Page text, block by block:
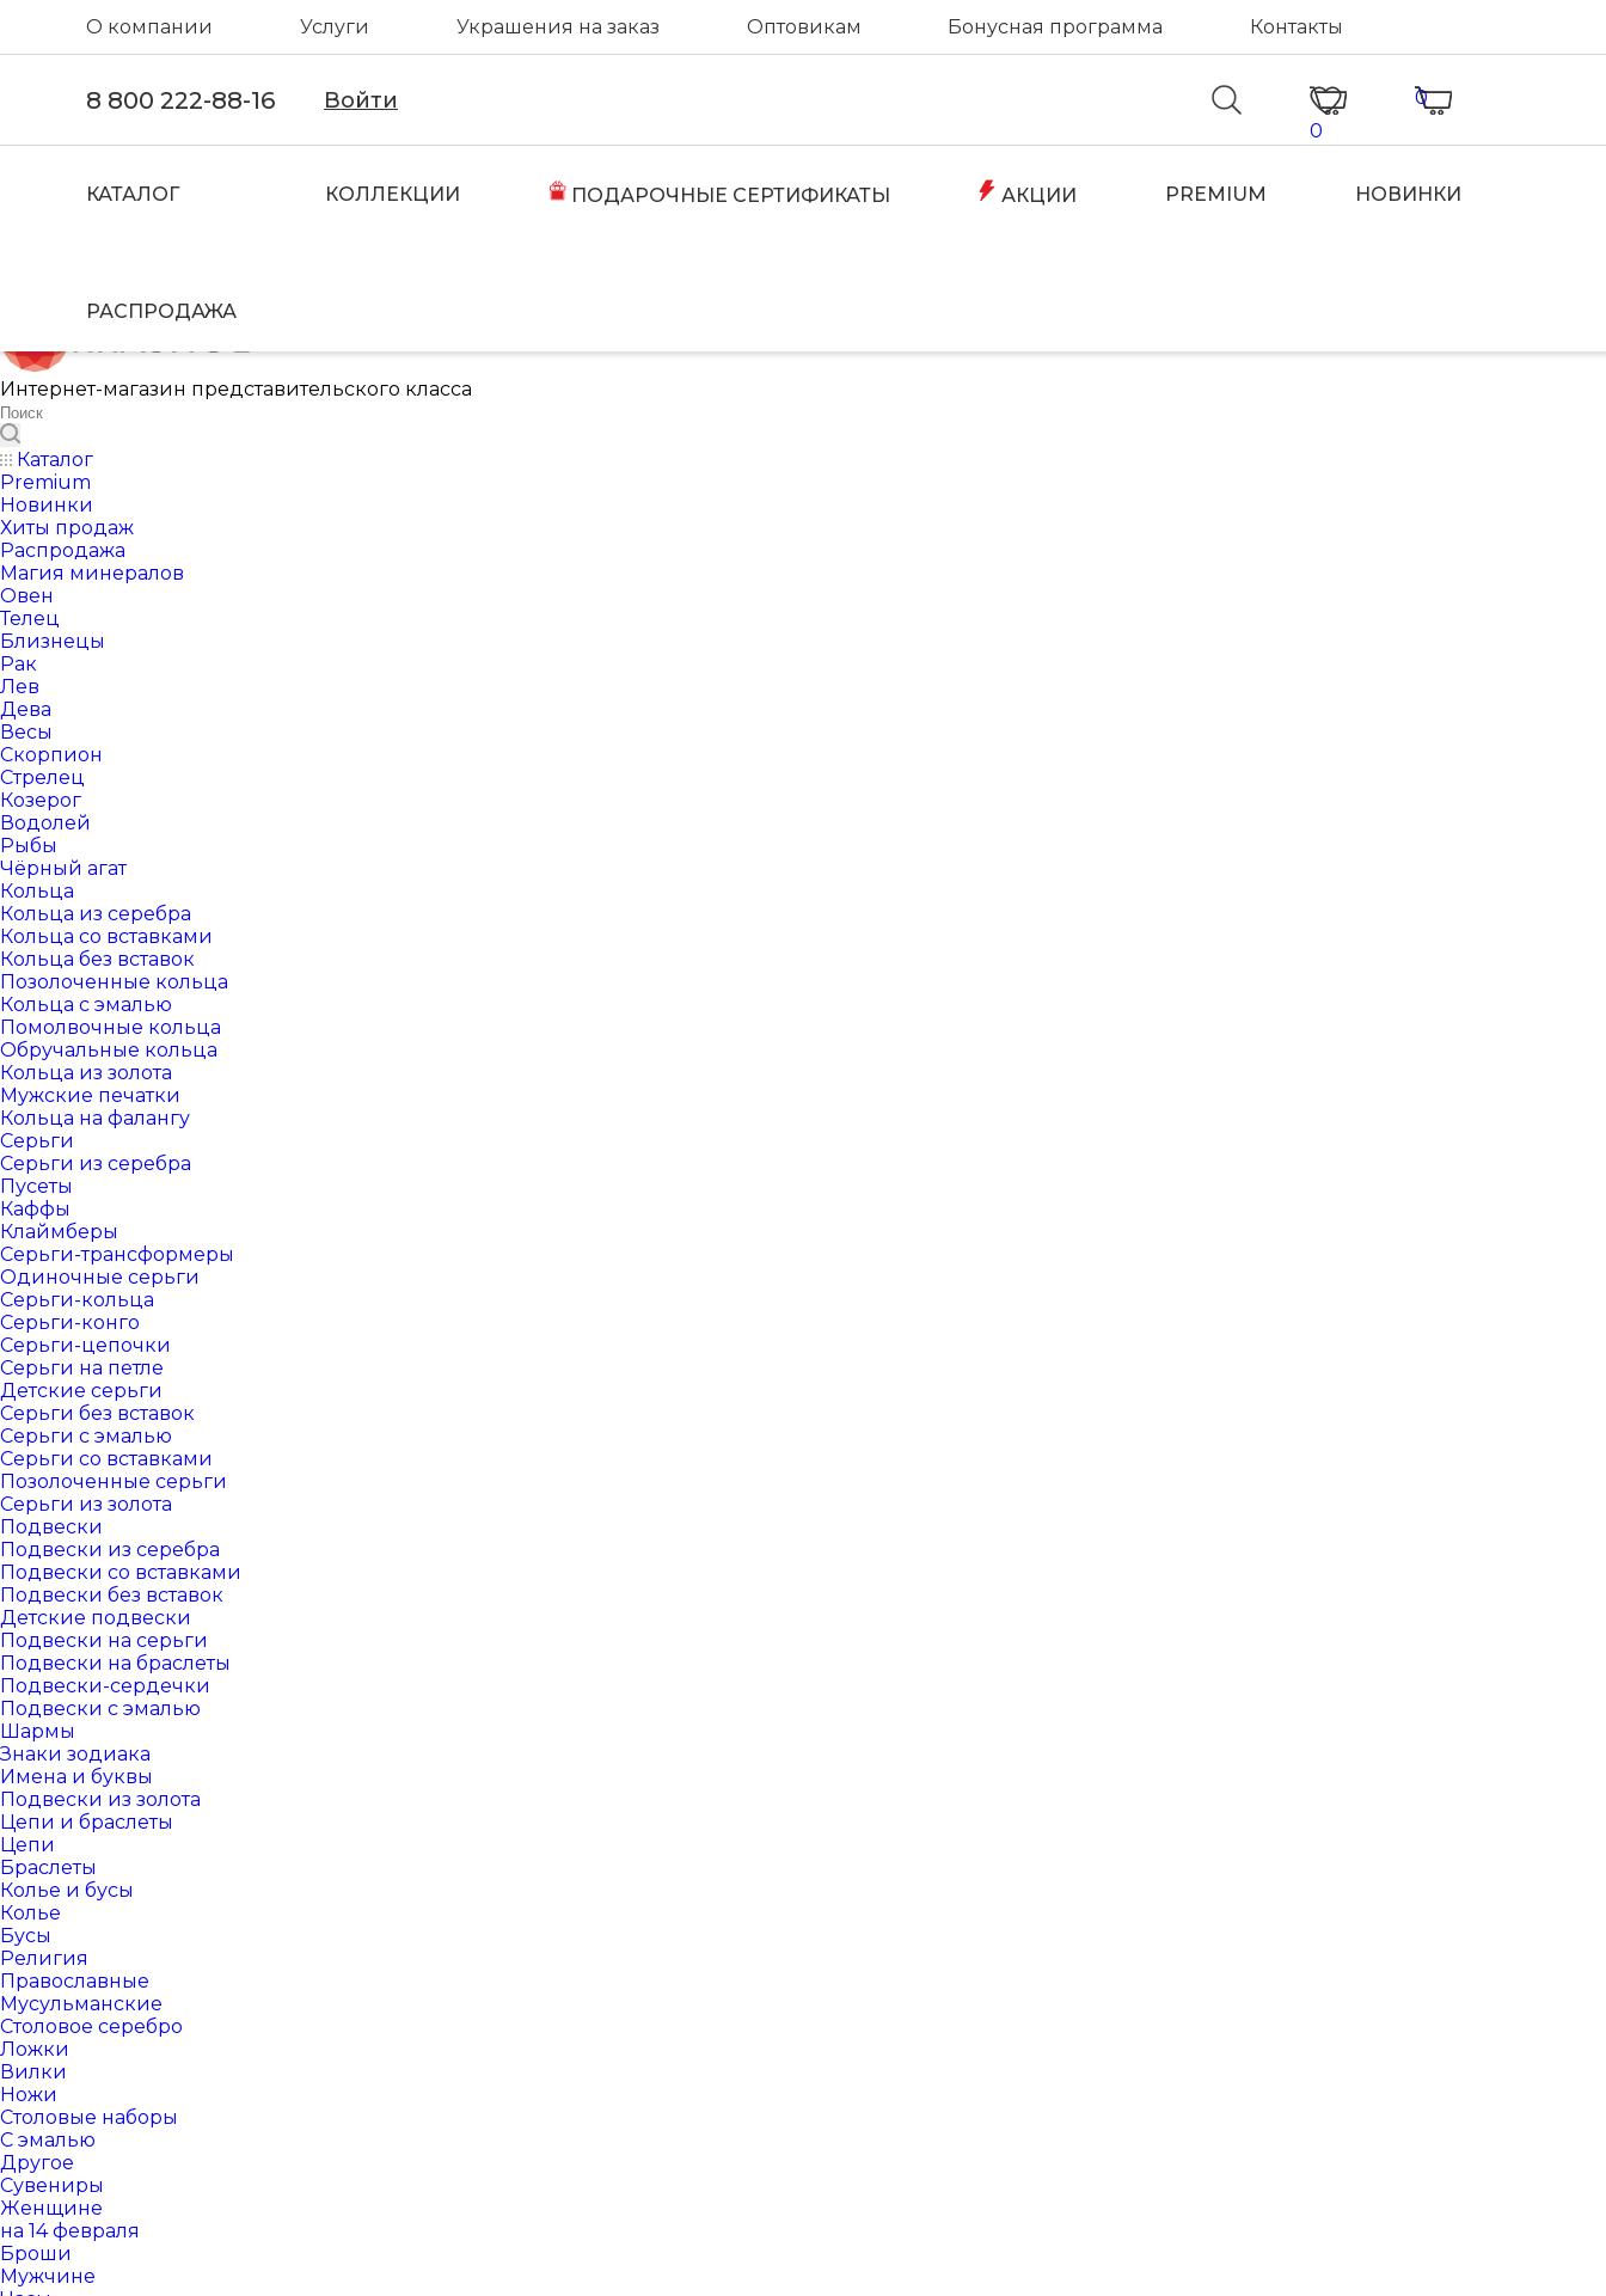
О компании Услуги Украшения на заказ Оптовикам Бонусная программа Контакты
8 800 222-88-16 Войти
0
0
КАТАЛОГ КОЛЛЕКЦИИ ПОДАРОЧНЫЕ СЕРТИФИКАТЫ АКЦИИ PREMIUM НОВИНКИ
РАСПРОДАЖА
Интернет-магазин представительского класса
Каталог
Premium
Новинки
Хиты продаж
Распродажа
Магия минералов
Овен
Телец
Близнецы
Рак
Лев
Дева
Весы
Скорпион
Стрелец
Козерог
Водолей
Рыбы
Чёрный агат
Кольца
Кольца из серебра
Кольца со вставками
Кольца без вставок
Позолоченные кольца
Кольца с эмалью
Помолвочные кольца
Обручальные кольца
Кольца из золота
Мужские печатки
Кольца на фалангу
Серьги
Серьги из серебра
Пусеты
Каффы
Клаймберы
Серьги-трансформеры
Одиночные серьги
Серьги-кольца
Серьги-конго
Серьги-цепочки
Серьги на петле
Детские серьги
Серьги без вставок
Серьги с эмалью
Серьги со вставками
Позолоченные серьги
Серьги из золота
Подвески
Подвески из серебра
Подвески со вставками
Подвески без вставок
Детские подвески
Подвески на серьги
Подвески на браслеты
Подвески-сердечки
Подвески с эмалью
Шармы
Знаки зодиака
Имена и буквы
Подвески из золота
Цепи и браслеты
Цепи
Браслеты
Колье и бусы
Колье
Бусы
Религия
Православные
Мусульманские
Столовое серебро
Ложки
Вилки
Ножи
Столовые наборы
С эмалью
Другое
Сувениры
Женщине
на 14 февраля
Броши
Мужчине